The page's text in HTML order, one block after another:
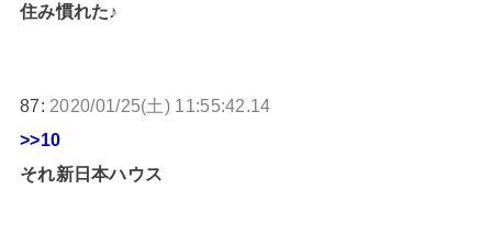
住み慣れた♪
87: 2020/01/25(土) 11:55:42.14
>>10
それ新日本ハウス